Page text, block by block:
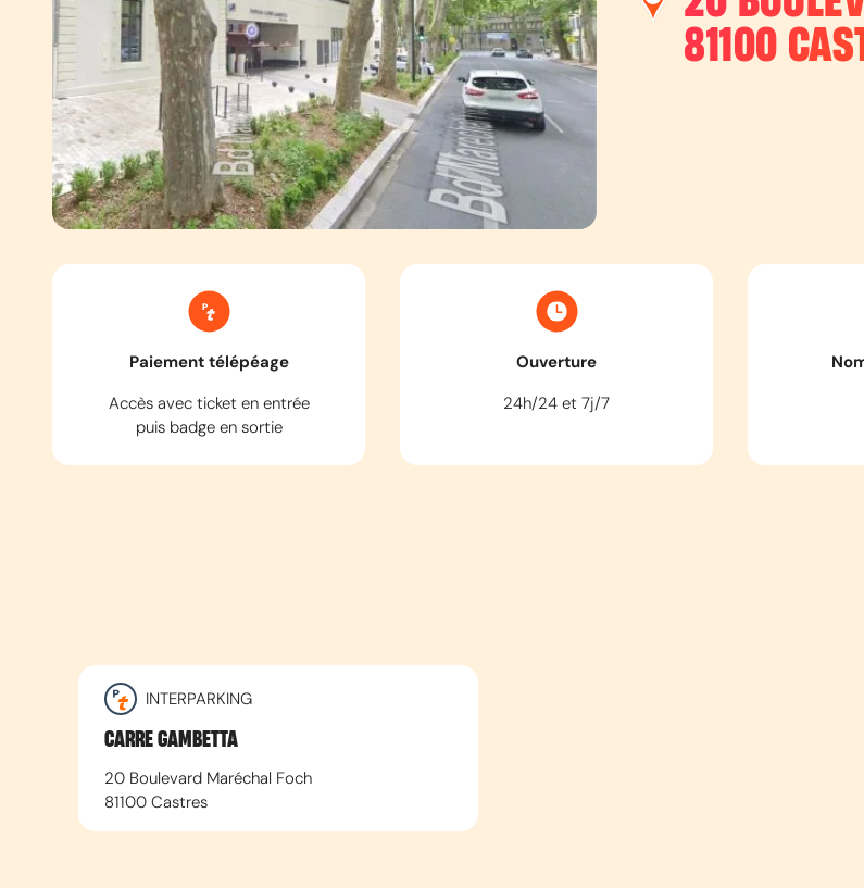
81100
Paiement télépéage
Accès avec ticket en entrée
puis badge en sortie
Ouverture
24h/24 et 7j/7
INTERPARKING
CARRE GAMBETTA
20 Boulevard Maréchal Foch
81100 Castres